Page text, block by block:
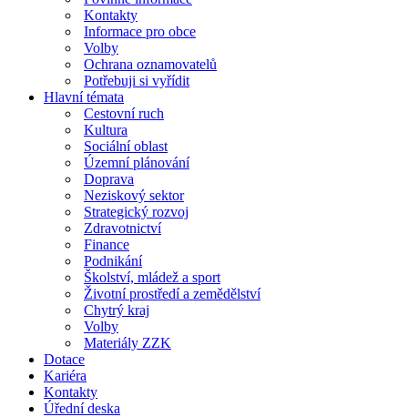
Kontakty
Informace pro obce
Volby
Ochrana oznamovatelů
Potřebuji si vyřídit
Hlavní témata
Cestovní ruch
Kultura
Sociální oblast
Územní plánování
Doprava
Neziskový sektor
Strategický rozvoj
Zdravotnictví
Finance
Podnikání
Školství, mládež a sport
Životní prostředí a zemědělství
Chytrý kraj
Volby
Materiály ZZK
Dotace
Kariéra
Kontakty
Úřední deska